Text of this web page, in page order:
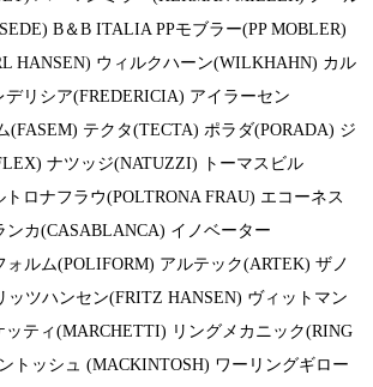
B＆B ITALIA PPモブラー(PP MOBLER)
HANSEN) ウィルクハーン(WILKHAHN) カル
リシア(FREDERICIA) アイラーセン
(FASEM) テクタ(TECTA) ポラダ(PORADA) ジ
ナツッジ(NATUZZI) トーマスビル
ロナフラウ(POLTRONA FRAU) エコーネス
ンカ(CASABLANCA) イノベーター
ォルム(POLIFORM) アルテック(ARTEK) ザノ
ッツハンセン(FRITZ HANSEN) ヴィットマン
ティ(MARCHETTI) リングメカニック(RING
トッシュ (MACKINTOSH) ワーリングギロー